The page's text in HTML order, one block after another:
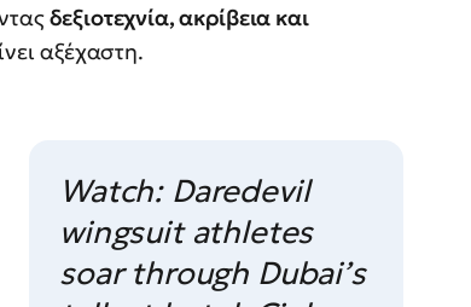
δεξιοτεχνία, ακρίβεια και
αξέχαστη.
Watch: Daredevil
wingsuit athletes
soar through Dubai’s